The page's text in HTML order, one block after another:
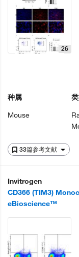
33篇参考文献
26
种属
Mouse
Invitrogen
CD366 (TIM3)
eBioscience™